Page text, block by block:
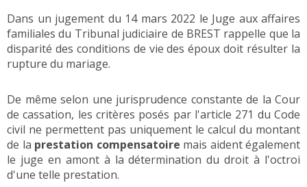
Dans un jugement du 14 mars 2022 le Juge aux affaires
familiales du Tribunal judiciaire de BREST rappelle que la
disparité des conditions de vie des époux doit résulter la
rupture du mariage.
De même selon une jurisprudence constante de la Cour
de cassation, les critères posés par l'article 271 du Code
civil ne permettent pas uniquement le calcul du montant
de la prestation compensatoire mais aident également
le juge en amont à la détermination du droit à l'octroi
d'une telle prestation.